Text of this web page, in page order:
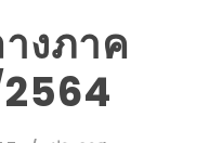
งภาค